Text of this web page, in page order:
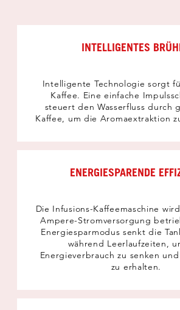
INTELLIGENTES
Intelligente Technologie sorgt
Kaffee. Eine einfache
steuert den Wasserfluss durch
Kaffee, um die Aromaextraktion
ENERGIESPARENDE
Die Infusions-Kaffeemaschine
Ampere-Stromversorgung
Energiesparmodus senkt die
während Leerlaufzeiten,
Energieverbrauch zu senken
zu erhalten.